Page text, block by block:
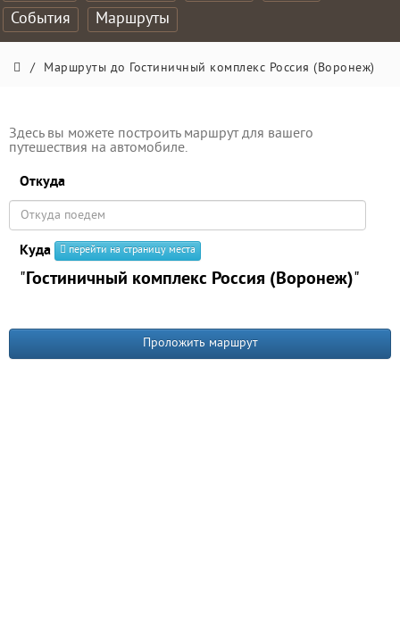
События
Маршруты
/ Маршруты до Гостиничный комплекс Россия (Воронеж)
Здесь вы можете построить маршрут для вашего
путешествия на автомобиле.
Откуда
Куда перейти на страницу места
"Гостиничный комплекс Россия (Воронеж)"
Проложить маршрут